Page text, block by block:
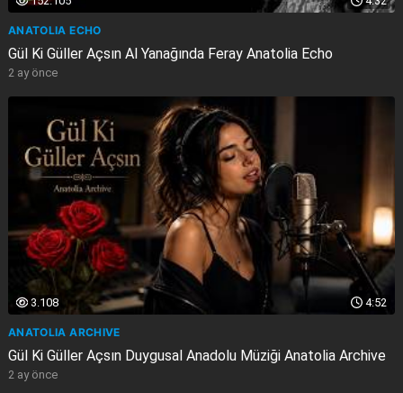
ANATOLIA ECHO
Gül Ki Güller Açsın Al Yanağında Feray Anatolia Echo
2 ay önce
4:52
3.108
ANATOLIA ARCHIVE
Gül Ki Güller Açsın Duygusal Anadolu Müziği Anatolia Archive
2 ay önce